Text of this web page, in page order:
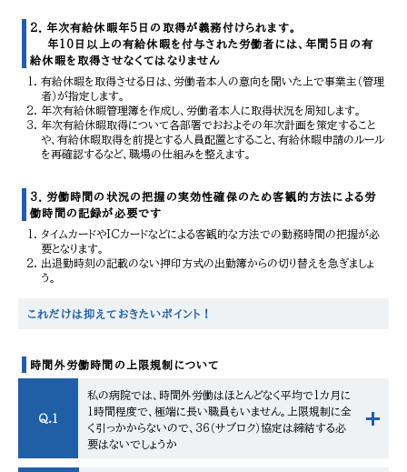
2．年次有給休暇年5日の取得が義務付けられます。
年10日以上の有給休暇を付与された労働者には、年間5日の有
給休暇を取得させなくてはなりません
有給休暇を取得させる日は、労働者本人の意向を聞いた上で事業主（管理
者）が指定します。
年次有給休暇管理簿を作成し、労働者本人に取得状況を周知します。
年次有給休暇取得について各部署でおおよその年次計画を策定すること
や、有給休暇取得を前提とする人員配置とすること、有給休暇申請のルール
を再確認するなど、職場の仕組みを整えます。
3．労働時間の状況の把握の実効性確保のため客観的方法による労
働時間の記録が必要です
タイムカードやICカードなどによる客観的な方法での勤務時間の把握が必
要となります。
出退勤時刻の記載のない押印方式の出勤簿からの切り替えを急ぎましょ
う。
これだけは抑えておきたいポイント！
時間外労働時間の上限規制について
Q.1
私の病院では、時間外労働はほとんどなく平均で1カ月に
1時間程度で、極端に長い職員もいません。上限規制に全
く引っかからないので、36（サブロク）協定は締結する必
要はないでしょうか